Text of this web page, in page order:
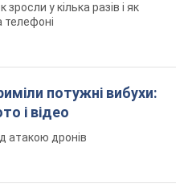
у кілька разів і як
телефоні
потужні вибухи:
і відео
атакою дронів